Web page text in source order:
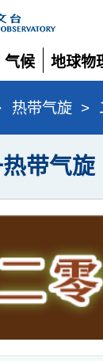
气候
展
开
地球物
展
开
热带气旋 >
带气旋